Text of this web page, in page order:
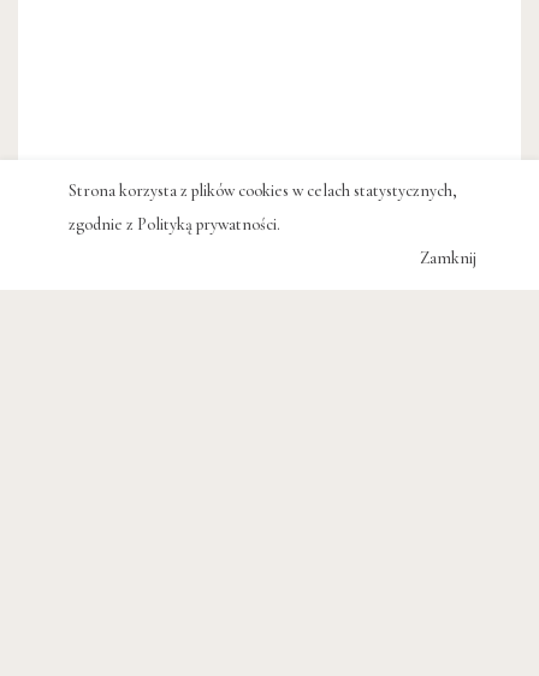
Strona korzysta z plików cookies w celach statystycznych,
zgodnie z Polityką prywatności.
Zamknij